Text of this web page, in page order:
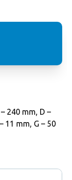
240 mm, D –
11 mm, G – 50